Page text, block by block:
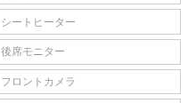
シートヒーター
後席モニター
フロントカメラ